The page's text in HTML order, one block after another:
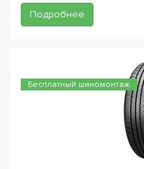
Подробнее
Бесплатный шиномонтаж